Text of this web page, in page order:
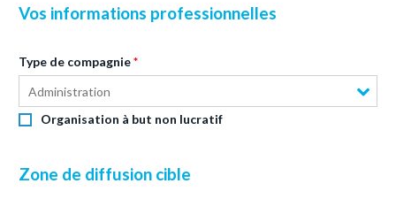
Vos informations professionnelles
Type de compagnie
Administration
Organisation à but non lucratif
Zone de diffusion cible